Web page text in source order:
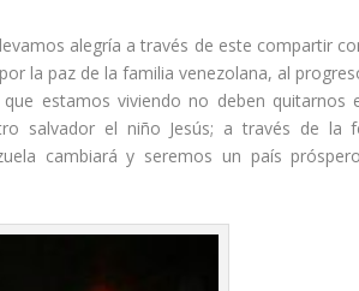
alegría a través de este compartir
la paz de la familia venezolana, al
estamos viviendo no deben quitarnos
salvador el niño Jesús; a través de la
cambiará y seremos un país